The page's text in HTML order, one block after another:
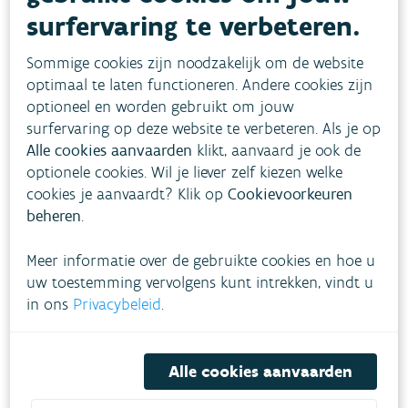
Voor de landbouw kan dit een potentiële impact
hebben op de gewasopbrengst bij bijna 10 % van
het areaal in 2030, vergeleken met de huidige
situatie. Dit stijgt naar ongeveer 30 % tegen
Heel wat grondwaterafhankelijke ecosystemen
surfervaring te verbeteren.
Sommige cookies zijn noodzakelijk om de website
optimaal te laten functioneren. Andere cookies zijn
optioneel en worden gebruikt om jouw
surfervaring op deze website te verbeteren. Als je op
Alle cookies aanvaarden klikt, aanvaard je ook de
optionele cookies. Wil je liever zelf kiezen welke
cookies je aanvaardt? Klik opCookievoorkeuren
beheren.
Meer informatie over de gebruikte cookies en hoe u
uw toestemming vervolgens kunt intrekken, vindt u
in ons Privacybeleid.
Alle cookies aanvaarden